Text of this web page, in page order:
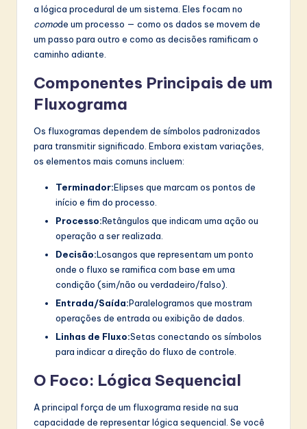
ti
o
a lógica procedural de um sistema. Eles focam no
comode um processo — como os dados se movem de
um passo para outro e como as decisões ramificam o
caminho adiante.
Componentes Principais de um
Fluxograma
Os fluxogramas dependem de símbolos padronizados
para transmitir significado. Embora existam variações,
os elementos mais comuns incluem:
Terminador:Elipses que marcam os pontos de
início e fim do processo.
Processo:Retângulos que indicam uma ação ou
operação a ser realizada.
Decisão:Losangos que representam um ponto
onde o fluxo se ramifica com base em uma
condição (sim/não ou verdadeiro/falso).
Entrada/Saída:Paralelogramos que mostram
operações de entrada ou exibição de dados.
Linhas de Fluxo:Setas conectando os símbolos
para indicar a direção do fluxo de controle.
O Foco: Lógica Sequencial
A principal força de um fluxograma reside na sua
capacidade de representar lógica sequencial. Se você